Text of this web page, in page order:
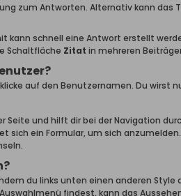
zum Antworten. Alternativ kann das
kann schnell eine Antwort erstellt
Schaltfläche Zitat in mehreren
auf den Benutzernamen. Du wirst
und hilft dir bei der Navigation
sich ein Formular, um sich
du links unten einen anderen Style
findest, kann das